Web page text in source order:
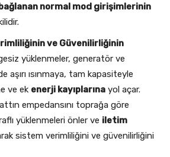
normal mod girişimlerinin
ve Güvenilirliğinin
yüklenmeler, generatör ve
ısınmaya, tam kapasiteyle
ve ek enerji kayıplarına yol açar.
empedansını toprağa göre
yüklenmeleri önler ve iletim
sistem verimliliğini ve güvenilirliğini